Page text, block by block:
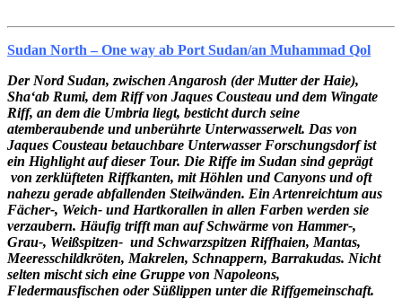
Sudan North – One way ab Port Sudan/an Muhammad Qol
Der Nord Sudan, zwischen Angarosh (der Mutter der Haie),
Sha‘ab Rumi, dem Riff von Jaques Cousteau und dem Wingate
Riff, an dem die Umbria liegt, besticht durch seine
atemberaubende und unberührte Unterwasserwelt. Das von
Jaques Cousteau betauchbare Unterwasser Forschungsdorf ist
ein Highlight auf dieser Tour. Die Riffe im Sudan sind geprägt
von zerklüfteten Riffkanten, mit Höhlen und Canyons und oft
nahezu gerade abfallenden Steilwänden. Ein Artenreichtum aus
Fächer-, Weich- und Hartkorallen in allen Farben werden sie
verzaubern. Häufig trifft man auf Schwärme von Hammer-,
Grau-, Weißspitzen- und Schwarzspitzen Riffhaien, Mantas,
Meeresschildkröten, Makrelen, Schnappern, Barrakudas. Nicht
selten mischt sich eine Gruppe von Napoleons,
Fledermausfischen oder Süßlippen unter die Riffgemeinschaft.